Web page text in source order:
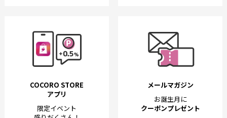
COCORO STORE
アプリ
限定イベント
メールマガジン
お誕生月に
クーポンプレゼント